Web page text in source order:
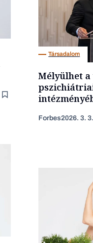
Társadalom
Mélyülhet a
Forbes2026. 3.